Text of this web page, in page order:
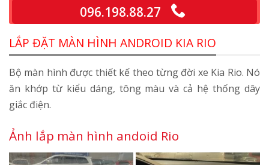
096.198.88.27
LẮP ĐẶT MÀN HÌNH ANDROID KIA RIO
Bộ màn hình được thiết kế theo từng đời xe Kia Rio. Nó
ăn khớp từ kiểu dáng, tông màu và cả hệ thống dây
giắc điện.
Ảnh lắp màn hình andoid Rio